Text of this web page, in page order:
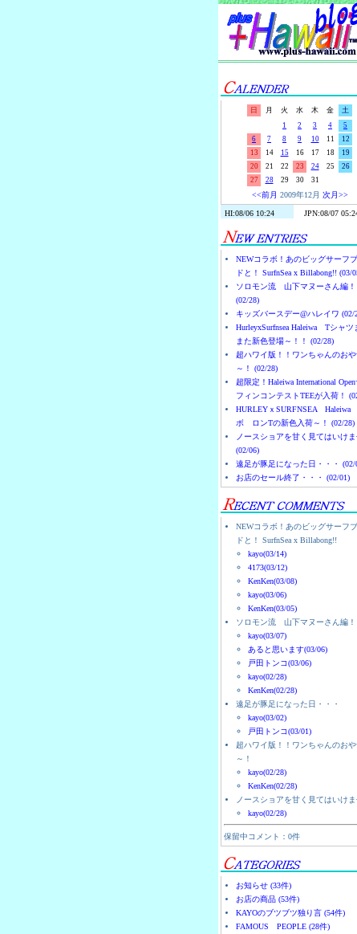
日 月 火 水 木 金
土
1
2 3 4
5
6
7 8 9 10 11
12
13
14 15 16 17 18
19
20
21 22 23 24 25
26
27
28 29 30 31
<<前月 2009年12月 次月>>
NEWコラボ！あのビッグサーフ
ドと！ SurfnSea x Billabong!! (03/
ソロモン流 山下マヌーさん編！
(02/28)
キッズバースデー@ハレイワ (02/
HurleyxSurfnsea Haleiwa Tシャツ
また新色登場～！！ (02/28)
超ハワイ版！！ワンちゃんのおや
～！ (02/28)
超限定！Haleiwa International
フィンコンテストTEEが入荷！
HURLEYｘSURFNSEA Haleiwa
ボ ロンTの新色入荷～！ (02/28)
ノースショアを甘く見てはいけ
(02/06)
遠足が豚足になった日・・・ (02/
お店のセール終了・・・ (02/01)
NEWコラボ！あのビッグサーフ
ドと！ SurfnSea x Billabong!!
kayo(03/14)
4173(03/12)
KenKen(03/08)
kayo(03/06)
KenKen(03/05)
ソロモン流 山下マヌーさん編！
kayo(03/07)
あると思います(03/06)
戸田トンコ(03/06)
kayo(02/28)
KenKen(02/28)
遠足が豚足になった日・・・
kayo(03/02)
戸田トンコ(03/01)
超ハワイ版！！ワンちゃんのおや
～！
kayo(02/28)
KenKen(02/28)
ノースショアを甘く見てはいけ
kayo(02/28)
保留中コメント：0件
お知らせ (33件)
お店の商品 (53件)
KAYOのブツブツ独り言 (54件)
FAMOUS PEOPLE (28件)